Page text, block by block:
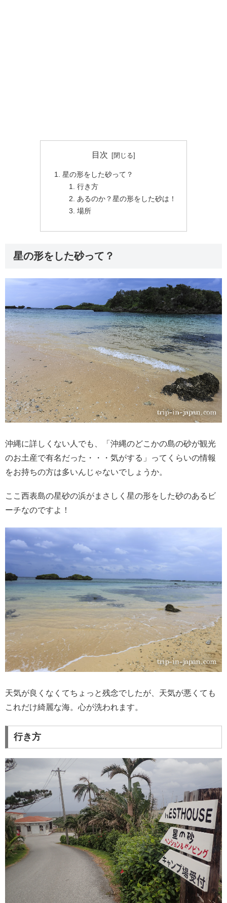
目次
星の形をした砂って？
行き方
あるのか？星の形をした砂は！
場所
星の形をした砂って？
沖縄に詳しくない人でも、「沖縄のどこかの島の砂が観光
のお土産で有名だった・・・気がする」ってくらいの情報
をお持ちの方は多いんじゃないでしょうか。
ここ西表島の星砂の浜がまさしく星の形をした砂のあるビ
ーチなのですよ！
天気が良くなくてちょっと残念でしたが、天気が悪くても
これだけ綺麗な海。心が洗われます。
行き方